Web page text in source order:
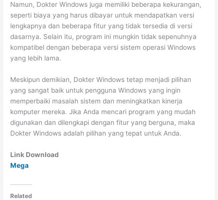
Namun, Dokter Windows juga memiliki beberapa kekurangan,
seperti biaya yang harus dibayar untuk mendapatkan versi
lengkapnya dan beberapa fitur yang tidak tersedia di versi
dasarnya. Selain itu, program ini mungkin tidak sepenuhnya
kompatibel dengan beberapa versi sistem operasi Windows
yang lebih lama.
Meskipun demikian, Dokter Windows tetap menjadi pilihan
yang sangat baik untuk pengguna Windows yang ingin
memperbaiki masalah sistem dan meningkatkan kinerja
komputer mereka. Jika Anda mencari program yang mudah
digunakan dan dilengkapi dengan fitur yang berguna, maka
Dokter Windows adalah pilihan yang tepat untuk Anda.
Link Download
Mega
Related